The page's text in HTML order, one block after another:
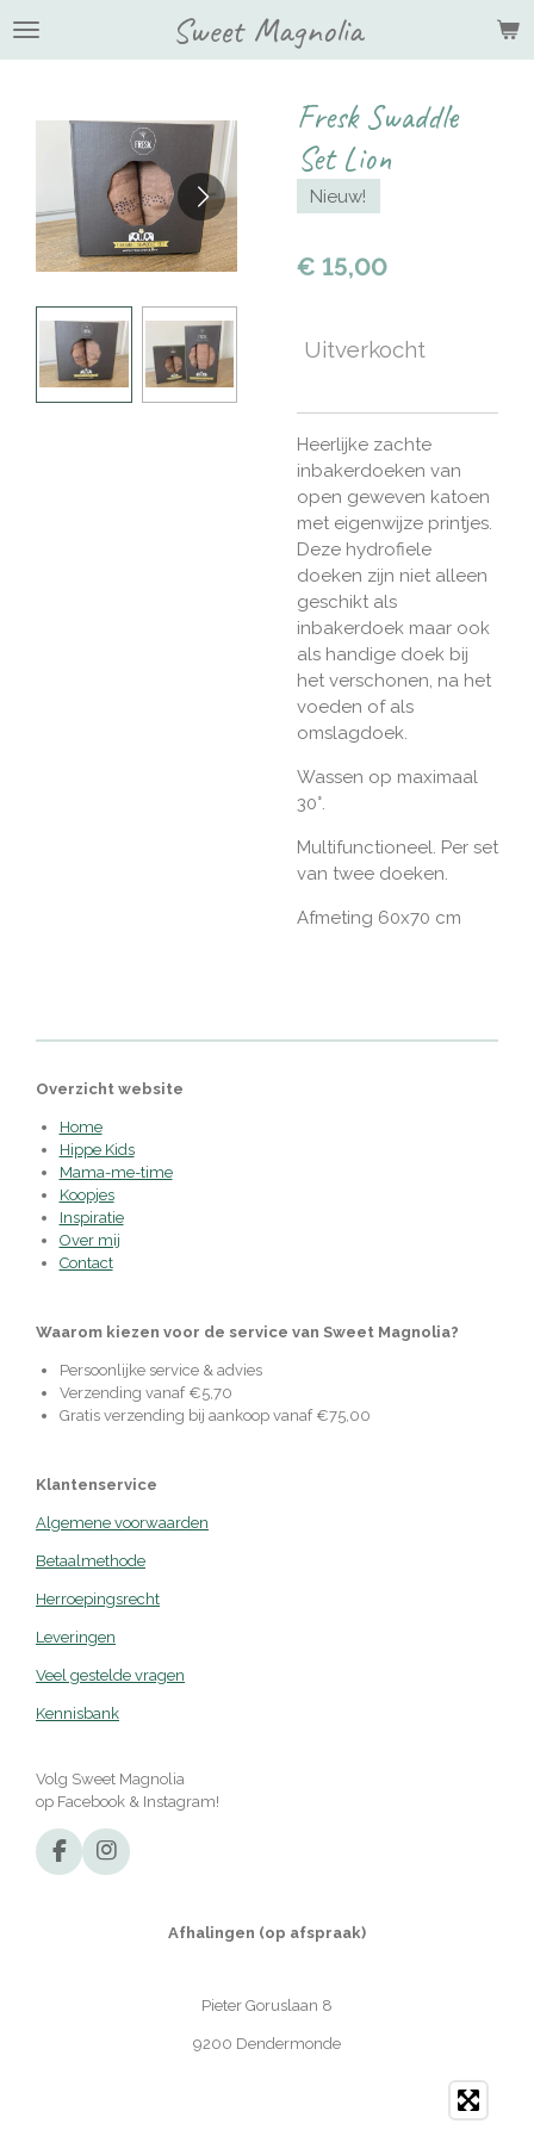
Ga
hoofdinhoud
Sweet Magnolia
Fresk Swaddle
Set Lion
Nieuw!
€ 15,00
Uitverkocht
Heerlijke zachte
inbakerdoeken van
open geweven katoen
met eigenwijze printjes.
Deze hydrofiele
doeken zijn niet alleen
geschikt als
inbakerdoek maar ook
als handige doek bij
het verschonen, na het
voeden of als
omslagdoek.
Wassen op maximaal
30°.
Multifunctioneel. Per set
van twee doeken.
Afmeting 60x70 cm
Overzicht website
Home
Hippe Kids
Mama-me-time
Koopjes
Inspiratie
Over mij
Contact
Waarom kiezen voor de service van Sweet Magnolia?
Persoonlijke service & advies
Verzending vanaf €5,70
Gratis verzending bij aankoop vanaf €75,00
Klantenservice
Algemene voorwaarden
Betaalmethode
Herroepingsrecht
Leveringen
Veel gestelde vragen
Kennisbank
Volg Sweet Magnolia
op Facebook & Instagram!
F
a
I
n
Afhalingen (op afspraak)
Pieter Goruslaan 8
9200 Dendermonde